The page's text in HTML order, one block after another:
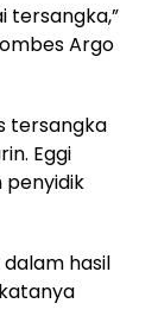
tersangka,”
Argo
tersangka
Eggi
hasil